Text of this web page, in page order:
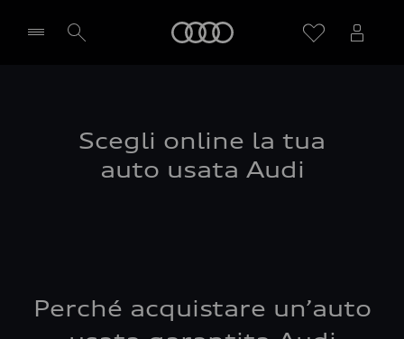
Scegli online la tua
auto usata Audi
Perché acquistare un’auto